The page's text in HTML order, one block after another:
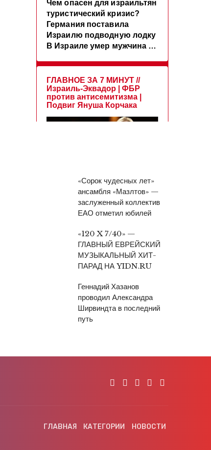
«Сорок чудесных лет»
ансамбля «Мазлтов» —
заслуженный коллектив
ЕАО отметил юбилей
«120 X 7/40» —
ГЛАВНЫЙ ЕВРЕЙСКИЙ
МУЗЫКАЛЬНЫЙ ХИТ-
ПАРАД НА YIDN.RU
Геннадий Хазанов
проводил Александра
Ширвиндта в последний
путь
ГЛАВНАЯ КАТЕГОРИИ НОВОСТИ